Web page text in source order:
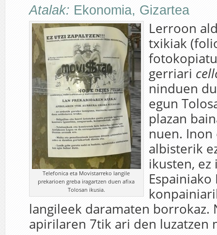
Atalak: Ekonomia, Gizartea
Telefonica eta Movistarreko langile
prekarioen greba iragartzen duen afixa
Tolosan ikusia.
Lerroon
txikiak
gerriari
ninduen
egun
plazan
nuen. Inon
albisterik
ikusten,
Espainiako
langileek daramaten borrokaz.
apirilaren 7tik ari den luzatzen